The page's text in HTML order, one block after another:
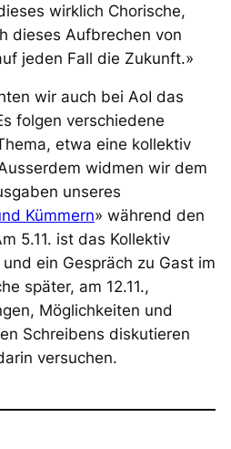
wirklich Chorische,
dieses Aufbrechen von
jeden Fall die Zukunft.»
wir auch bei AoI das
folgen verschiedene
etwa eine kollektiv
widmen wir dem
unseres
Kümmern» während den
5.11. ist das Kollektiv
ein Gespräch zu Gast im
später, am 12.11.,
Möglichkeiten und
Schreibens diskutieren
versuchen.